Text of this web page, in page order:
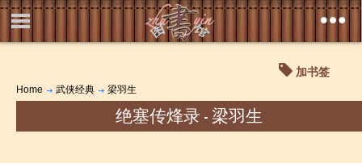
加书签
Home 武侠经典 梁羽生
绝塞传烽录 - 梁羽生